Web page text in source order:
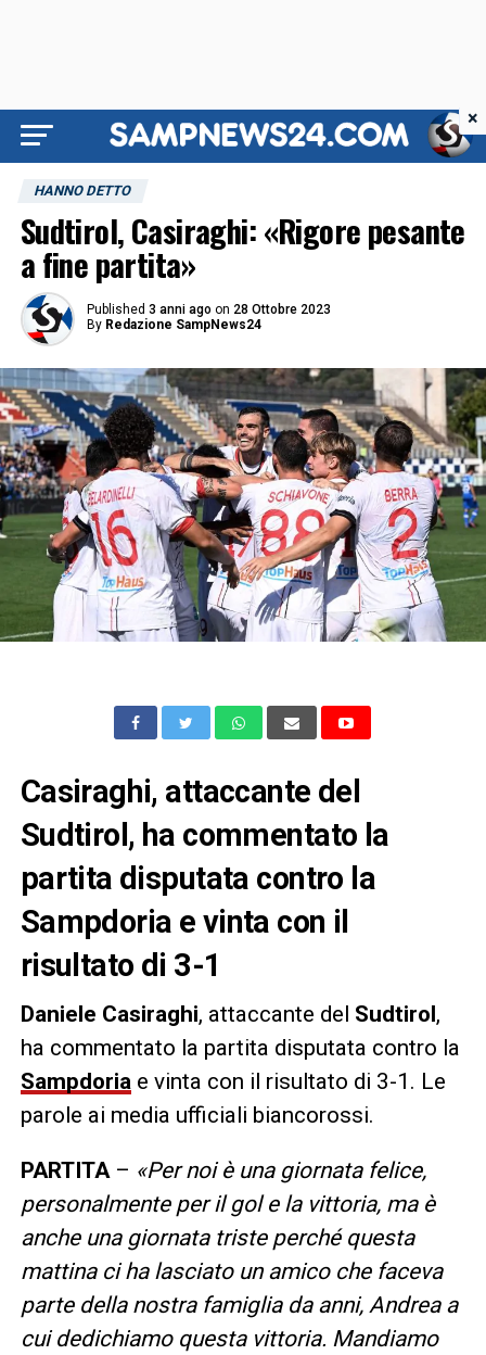
HANNO DETTO
Sudtirol, Casiraghi: «Rigore pesante
a fine partita»
Published 3 anni ago on 28 Ottobre 2023
By Redazione SampNews24
Casiraghi, attaccante del
Sudtirol, ha commentato la
partita disputata contro la
Sampdoria e vinta con il
risultato di 3-1
Daniele Casiraghi, attaccante del Sudtirol,
ha commentato la partita disputata contro la
Sampdoriae vinta con il risultato di 3-1. Le
parole ai media ufficiali biancorossi.
PARTITA– «Per noi è una giornata felice,
personalmente per il gol e la vittoria, ma è
anche una giornata triste perché questa
mattina ci ha lasciato un amico che faceva
parte della nostra famiglia da anni, Andrea a
cui dedichiamo questa vittoria. Mandiamo
×